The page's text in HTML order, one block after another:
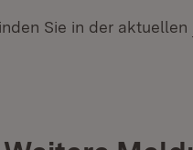
Sie in der aktuellen